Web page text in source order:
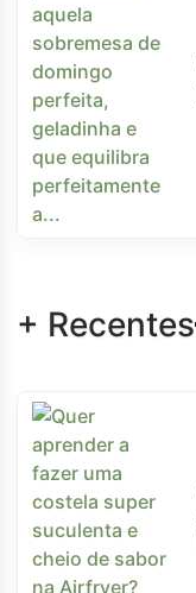
+ Recentes